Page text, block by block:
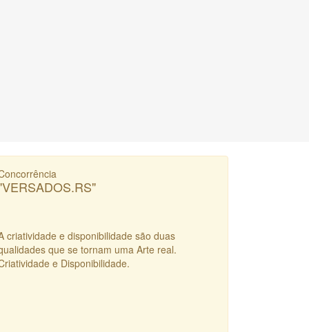
criatividade e disponibilidade são duas
que se tornam uma Arte real.
e Disponibilidade.